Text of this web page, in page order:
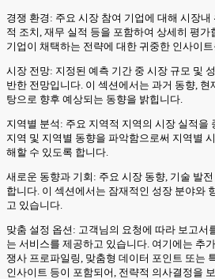
경쟁 환경: 주요 시장 참여 기업에 대해 시장
적 조치, 재무 실적 등을 포함하여 상세히 평가
기업이 채택하는 전략에 대한 귀중한 인사이트
시장 전망: 지정된 예측 기간 중 시장 규모 및
반한 전망입니다. 이 섹션에서는 과거 동향,
탕으로 향후 예상되는 동향을 밝힙니다.
지역별 분석: 주요 지역적 지역의 시장 실적을
지역 및 지역별 동향을 파악함으로써 지역별
해할 수 있도록 합니다.
새로운 동향과 기회: 주요 시장 동향, 기술 발
합니다. 이 섹션에서는 잠재적인 성장 분야와
고 있습니다.
맞춤 설정 옵션: 고객님의 요청에 따라 보고서
는 서비스를 제공하고 있습니다. 여기에는 추
쟁사 프로파일링, 맞춤형 데이터 포인트 또는
인사이트 등이 포함되어, 전략적 의사결정을